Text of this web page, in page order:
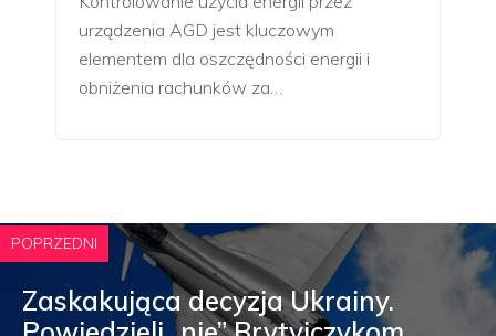
urządzenia AGD jest kluczowym
elementem dla oszczędności energii i
obniżenia rachunków za…
POPRZEDNI
Zaskakująca decyzja Ukrainy.